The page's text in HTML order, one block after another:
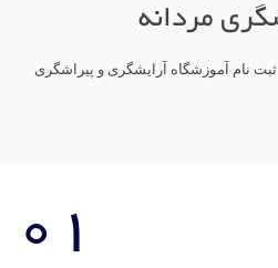
مردانه
نام آموزشگاه آرایشگری و پیراشگری
01